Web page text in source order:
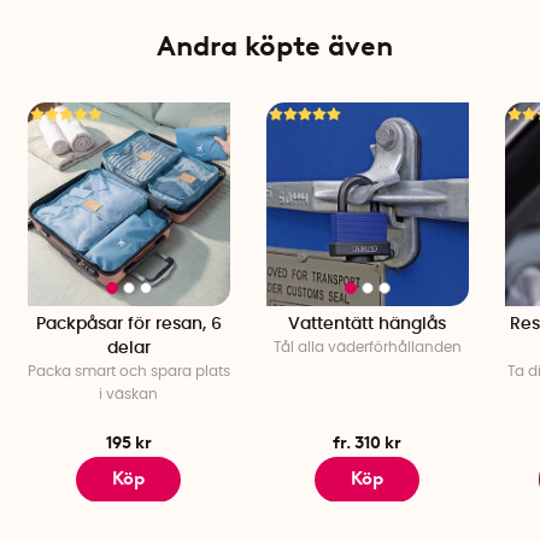
Andra köpte även
Packpåsar för resan, 6
delar
Packa smart och spara plats
i väskan
195 kr
Köp
Vattentätt hänglås
Tål alla väderförhållanden
fr. 310 kr
Köp
Ta